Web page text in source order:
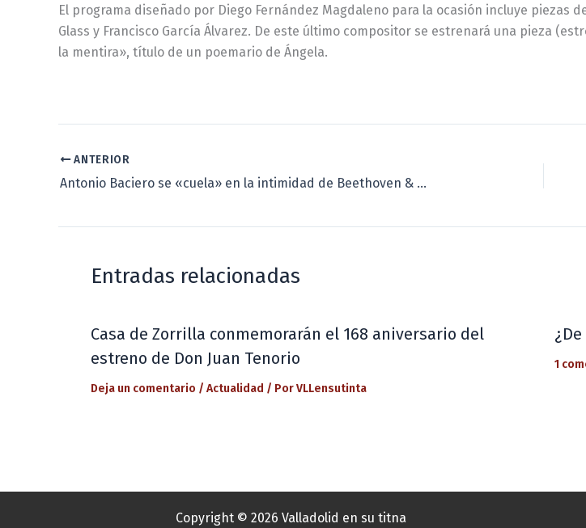
El programa diseñado por Diego Fernández Magdaleno para la ocasión incluye piezas
Glass y Francisco García Álvarez. De este último compositor se estrenará una pieza
la mentira», título de un poemario de Ángela.
ANTERIOR
Antonio Baciero se «cuela» en la intimidad de Beethoven & el archiduque Rodolfo
Entradas relacionadas
Casa de Zorrilla conmemorarán el 168 aniversario del
estreno de Don Juan Tenorio
Deja un comentario / Actualidad / PorVLLensutinta
1
Copyright © 2026 Valladolid en su titna